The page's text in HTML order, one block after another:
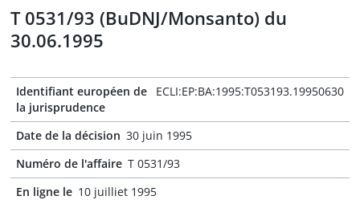
T 0531/93 (BuDNJ/Monsanto) du
30.06.1995
Identifiant européen de
la jurisprudence
ECLI:EP:BA:1995:T053193.19950630
Date de la décision 30 juin 1995
Numéro de l'affaire T 0531/93
En ligne le 10 juilliet 1995